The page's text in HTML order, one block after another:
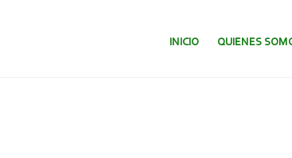
SALTAR AL CONTENIDO.
INICIO QUIENES